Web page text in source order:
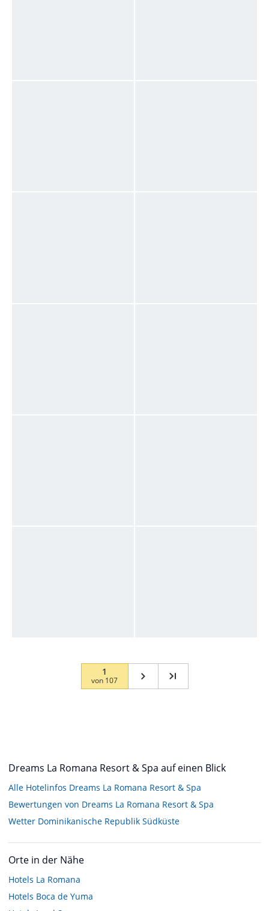
1
von 107
Dreams La Romana Resort & Spa auf einen Blick
Alle Hotelinfos Dreams La Romana Resort & Spa
Bewertungen von Dreams La Romana Resort & Spa
Wetter Dominikanische Republik Südküste
Orte in der Nähe
Hotels La Romana
Hotels Boca de Yuma